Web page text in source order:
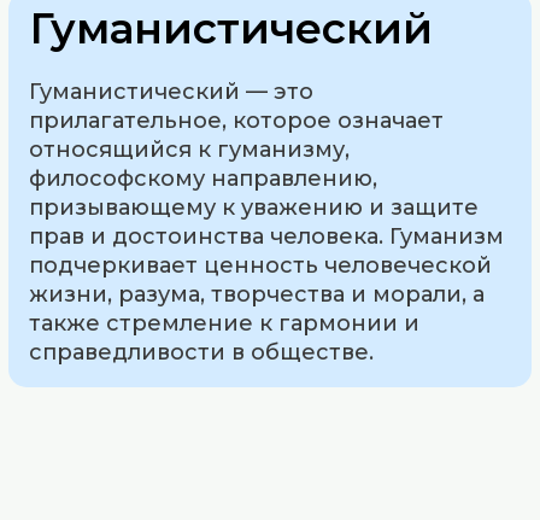
Гуманистический
Гуманистический — это
прилагательное, которое означает
относящийся к гуманизму,
философскому направлению,
призывающему к уважению и защите
прав и достоинства человека. Гуманизм
подчеркивает ценность человеческой
жизни, разума, творчества и морали, а
также стремление к гармонии и
справедливости в обществе.